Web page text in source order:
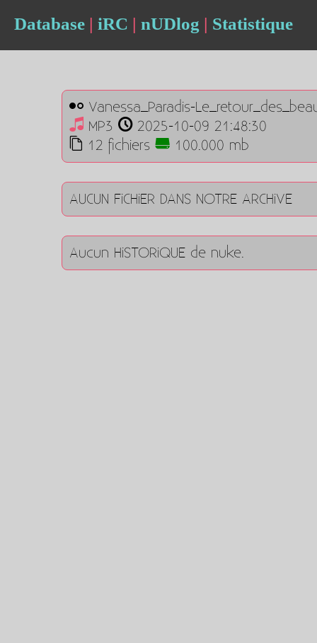
Database | iRC | nUDlog | Statistique
Vanessa_Paradis-
MP3
2025-10-09 21:48:30
12 fichiers
100.000 mb
AUCUN FiCHiER DANS NOTRE ARCHiVE
Aucun HiSTORiQUE de nuke.